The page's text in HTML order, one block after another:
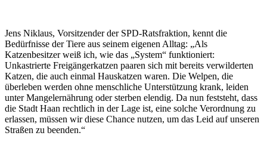
Jens Niklaus, Vorsitzender der SPD-Ratsfraktion, kennt die
Bedürfnisse der Tiere aus seinem eigenen Alltag: „Als
Katzenbesitzer weiß ich, wie das „System“ funktioniert:
Unkastrierte Freigängerkatzen paaren sich mit bereits verwilderten
Katzen, die auch einmal Hauskatzen waren. Die Welpen, die
überleben werden ohne menschliche Unterstützung krank, leiden
unter Mangelernährung oder sterben elendig. Da nun feststeht, dass
die Stadt Haan rechtlich in der Lage ist, eine solche Verordnung zu
erlassen, müssen wir diese Chance nutzen, um das Leid auf unseren
Straßen zu beenden.“